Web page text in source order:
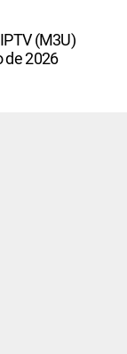
(M3U)
de 2026